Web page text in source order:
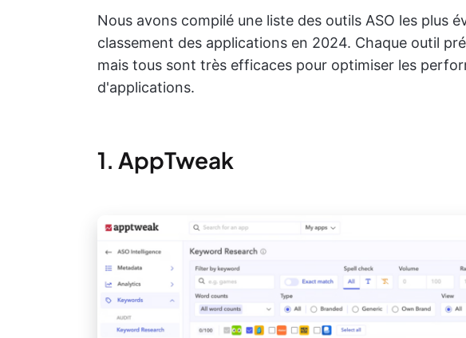
Nous avons compilé une liste des outils ASO les plus
classement des applications en 2024. Chaque outil
mais tous sont très efficaces pour optimiser les
d'applications.
1. AppTweak